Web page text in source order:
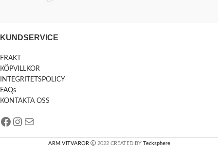
KUNDSERVICE
FRAKT
KÖPVILLKOR
INTEGRITETSPOLICY
FAQs
KONTAKTA OSS
ARM VITVAROR 2022 CREATED BY Tecksphere